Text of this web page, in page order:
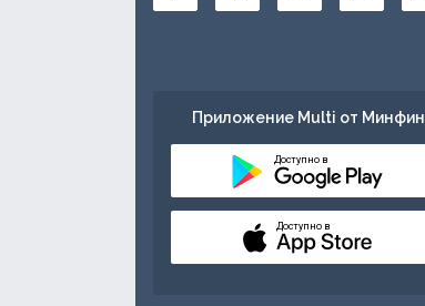
Приложение Multi от Минфин
Доступно в
Доступно в